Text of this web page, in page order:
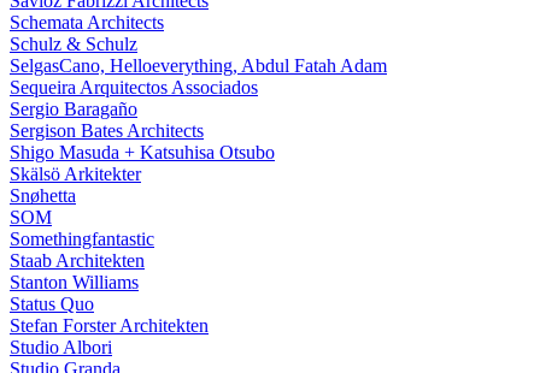
Schemata Architects
Schulz & Schulz
SelgasCano, Helloeverything, Abdul Fatah Adam
Sequeira Arquitectos Associados
Sergio Baragaño
Sergison Bates Architects
Shigo Masuda + Katsuhisa Otsubo
Skälsö Arkitekter
Snøhetta
SOM
Somethingfantastic
Staab Architekten
Stanton Williams
Status Quo
Stefan Forster Architekten
Studio Albori
Studio Granda